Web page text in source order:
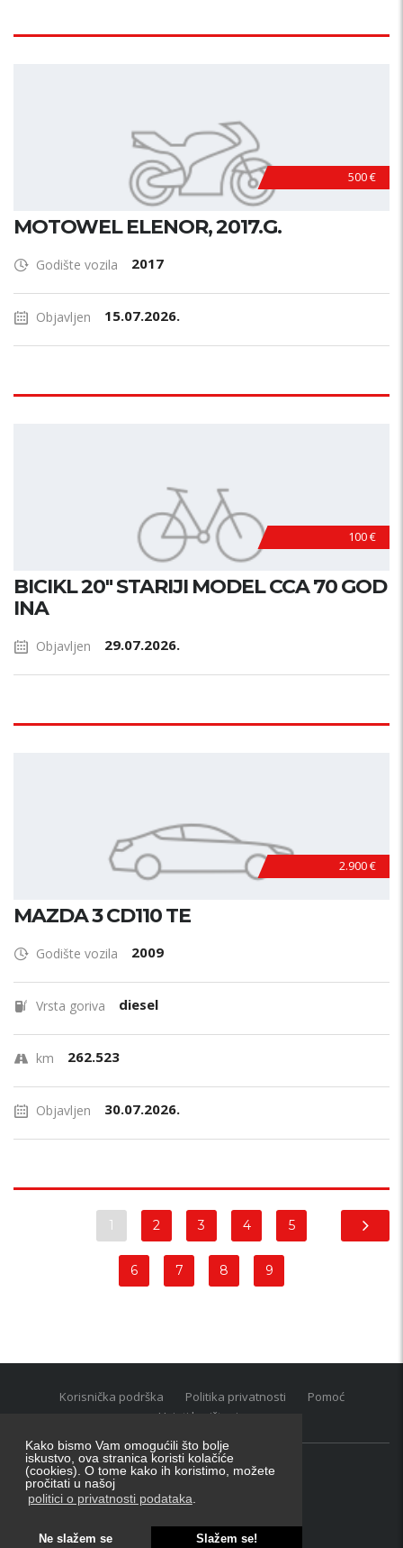
Kako bismo Vam omogućili što bolje
iskustvo, ova stranica koristi kolačiće
(cookies). O tome kako ih koristimo, možete
pročitati u našoj
politici o privatnosti podataka
Ne slažem se Slažem se!
500 €
MOTOWEL ELENOR, 2017.G.
Godište vozila 2017
Objavljen 15.07.2026.
100 €
BICIKL 20" STARIJI MODEL CCA 70 GOD
INA
Objavljen 29.07.2026.
2.900 €
MAZDA 3 CD110 TE
Godište vozila 2009
Vrsta goriva diesel
km 262.523
Objavljen 30.07.2026.
1 2 3 4 5
6 7 8 9
Korisnička podrška Politika privatnosti
Pomoć
Uvjeti korištenja
Oglasnik grupacija:posao.hr|oglasnik.hr|auti.hr
Tečaj za konverziju u EUR valutu: 1 euro = 7.53450 kn